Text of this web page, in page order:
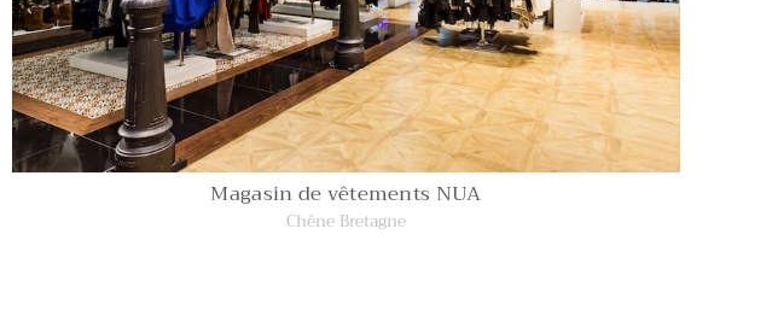
Magasin de vêtements NUA
Chêne Bretagne